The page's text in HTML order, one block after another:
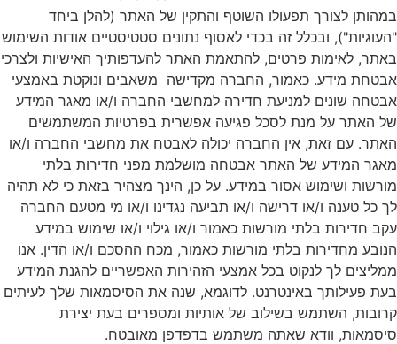
לצורך תפעולו השוטף והתקין של האתר (להלן ביחד
ובכלל זה בכדי לאסוף נתונים סטטיסטיים אודות השימוש
לאימות פרטים, להתאמת האתר להעדפותיך האישיות ולצרכי
מידע. כאמור, החברה מקדישה משאבים ונוקטת באמצעי
שונים למניעת חדירה למחשבי החברה ו/או מאגר המידע
האתר על מנת לסכל פגיעה אפשרית בפרטיות המשתמשים
עם זאת, אין החברה יכולה לאבטח את מחשבי החברה ו/או
המידע של האתר אבטחה מושלמת מפני חדירות בלתי
ושימוש אסור במידע. על כן, הינך מצהיר בזאת כי לא תהיה
כל טענה ו/או דרישה ו/או תביעה נגדינו ו/או מי מטעם החברה
חדירות בלתי מורשות כאמור ו/או גילוי ו/או שימוש במידע
מחדירות בלתי מורשות כאמור, מכח ההסכם ו/או הדין. אנו
לך לנקוט בכל אמצעי הזהירות האפשריים להגנת המידע
פעילותך באינטרנט. לדוגמא, שנה את הסיסמאות שלך לעיתים
השתמש בשילוב של אותיות ומספרים בעת יצירת
וודא שאתה משתמש בדפדפן מאובטח.